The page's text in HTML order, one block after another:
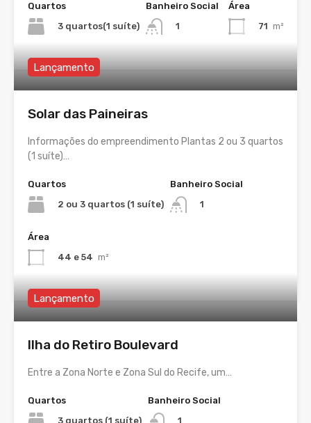
Quartos
3 quartos(1 suíte)
Banheiro Social
1
Área
71 m²
Lançamento
Solar das Paineiras
Informações do empreendimento Plantas 2 ou 3 quartos
(1 suíte)…
Quartos
2 ou 3 quartos (1 suíte)
Banheiro Social
1
Área
44 e 54 m²
Lançamento
Ilha do Retiro Boulevard
Entre a Zona Norte e Zona Sul do Recife, um…
Quartos
3 quartos (1 suíte)
Banheiro Social
1